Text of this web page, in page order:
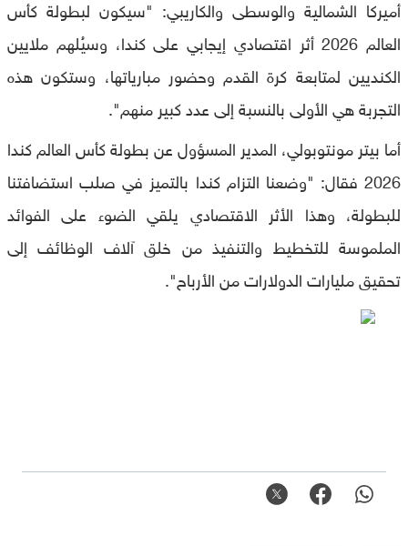
أميركا الشمالية والوسطى والكاريبي: "سيكون لبطولة كأس
العالم 2026 أثر اقتصادي إيجابي على كندا، وسيُلهم ملايين
الكنديين لمتابعة كرة القدم وحضور مبارياتها، وستكون هذه
التجربة هي الأولى بالنسبة إلى عدد كبير منهم".
أما بيتر مونتوبولي، المدير المسؤول عن بطولة كأس العالم كندا
2026 فقال: "وضعنا التزام كندا بالتميز في صلب استضافتنا
للبطولة، وهذا الأثر الاقتصادي يلقي الضوء على الفوائد
الملموسة للتخطيط والتنفيذ من خلق آلاف الوظائف إلى
تحقيق مليارات الدولارات من الأرباح".